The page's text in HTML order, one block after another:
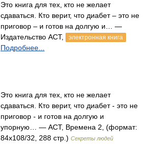
Это книга для тех, кто не желает
сдаваться. Кто верит, что диабет – это не
приговор – и готов на долгую и… —
Издательство АСТ,
электронная книга
Подробнее...
Это книга для тех, кто не желает
сдаваться. Кто верит, что диабет - это не
приговор - и готов на долгую и
упорную… — АСТ, Времена 2, (формат:
84x108/32, 288 стр.) Секреты людей